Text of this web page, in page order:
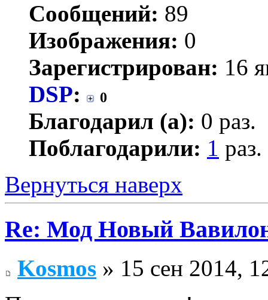
Сообщений: 89
Изображения: 0
Зарегистрирован: 16
DSP: 0
Благодарил (а): 0 раз.
Поблагодарили: 1 раз.
Вернуться наверх
Re: Мод Новый
Kosmos » 15 сен 2014,